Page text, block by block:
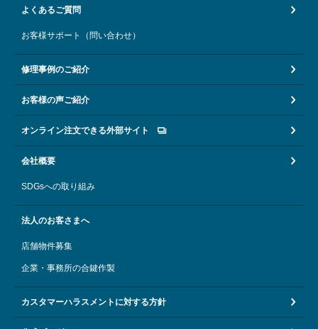
よくあるご質問
お客様サポート（問い合わせ）
修理事例のご紹介
お客様の声ご紹介
オンライン注文できる外部サイト
会社概要
SDGsへの取り組み
法人のお客さまへ
店舗物件募集
企業・事務所の合鍵作製
カスタマーハラスメントに対する方針